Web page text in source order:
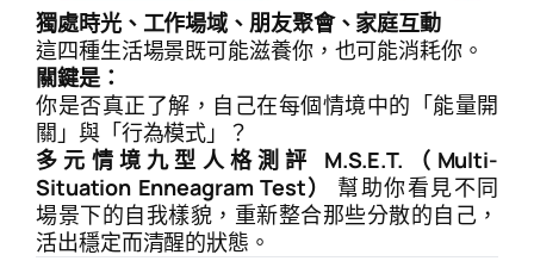
獨處時光、工作場域、朋友聚會、家庭互動
這四種生活場景既可能滋養你，也可能消耗你。
關鍵是：
你是否真正了解，自己在每個情境中的「能量開
關」與「行為模式」？
多元情境九型人格測評 M.S.E.T.（Multi-
Situation Enneagram Test）
幫助你看見不同
場景下的自我樣貌，重新整合那些分散的自己，
活出穩定而清醒的狀態。